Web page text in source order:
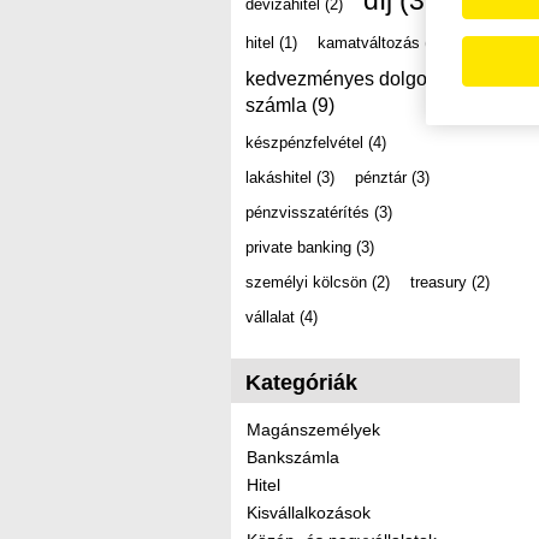
devizahitel (2)
hitel (1) kamatváltozás (2)
kedvezményes dolgozói
számla (9)
készpénzfelvétel (4)
lakáshitel (3) pénztár (3)
pénzvisszatérítés (3)
private banking (3)
személyi kölcsön (2) treasury (2)
vállalat (4)
Kategóriák
Magánszemélyek
Bankszámla
Hitel
Kisvállalkozások